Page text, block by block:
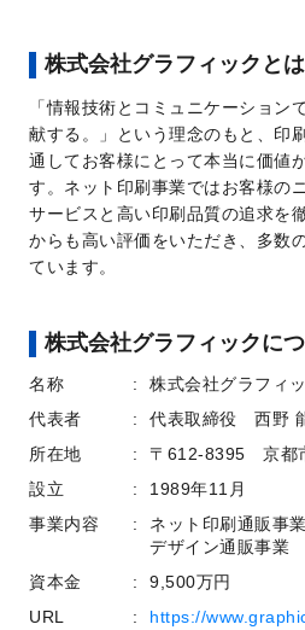
株式会社グラフィックとは
「情報技術とコミュニケーション
献する。」という理念のもと、印
通してお客様にとって本当に価値
す。ネット印刷事業ではお客様の
サービスと高い印刷品質の追求を
からも高い評価をいただき、多数
ています。
株式会社グラフィックに
名称
株式会社グラフィ
代表者
代表取締役 西野
所在地
〒612-8395 京都
設立
1989年11月
事業内容
ネット印刷通販事
デザイン通販事業
資本金
9,500万円
URL
https://